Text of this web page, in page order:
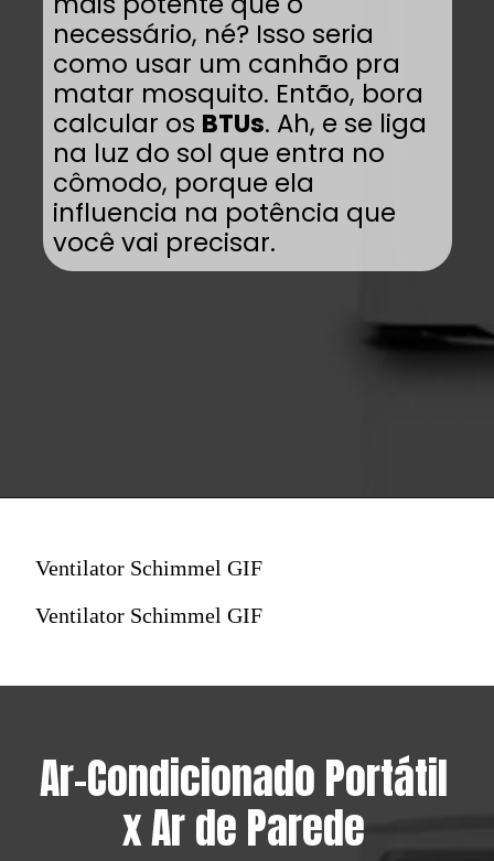
necessário, né? Isso seria
como usar um canhão pra
matar mosquito. Então, bora
calcular os BTUs. Ah, e se liga
na luz do sol que entra no
cômodo, porque ela
influencia na potência que
você vai precisar.
Ventilator Schimmel GIF
Ventilator Schimmel GIF
Ar-Condicionado Portátil
x Ar de Parede